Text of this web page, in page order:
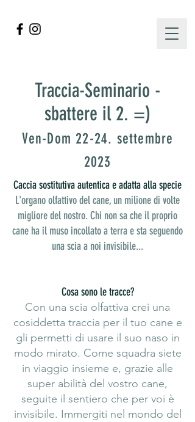
Traccia-Seminario -
sbattere il 2. =)
Ven-Dom 22-24. settembre
2023
Caccia sostitutiva autentica e adatta alla specie
L'organo olfattivo del cane, un milione di volte
migliore del nostro. Chi non sa che il proprio
cane ha il muso incollato a terra e sta seguendo
una scia a noi invisibile...
Cosa sono le tracce?
Con una scia olfattiva crei una
cosiddetta traccia per il tuo cane e
gli permetti di usare il suo naso in
modo mirato. Come squadra siete
in viaggio insieme e, grazie alle
super abilità del vostro cane,
seguite il sentiero che per voi è
invisibile. Immergiti nel mondo del